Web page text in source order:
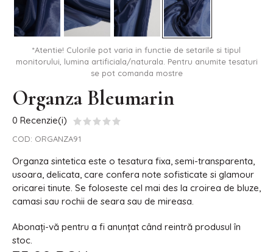
*Atentie! Culorile pot varia in functie de setarile si tipul
monitorului, lumina artificiala/naturala. Pentru anumite tesaturi
se pot comanda mostre
Organza Bleumarin
0 Recenzie(i)
COD: ORGANZA91
Organza sintetica este o tesatura fixa, semi-transparenta,
usoara, delicata, care confera note sofisticate si glamour
oricarei tinute. Se foloseste cel mai des la croirea de bluze,
camasi sau rochii de seara sau de mireasa.
Abonați-vă pentru a fi anunțat când reintră produsul în
stoc.